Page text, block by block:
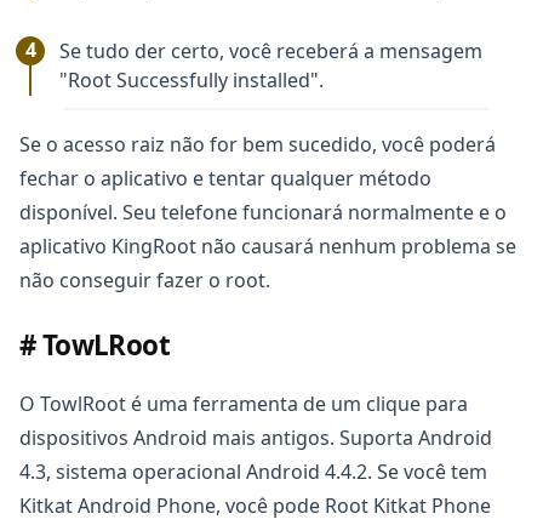
Se tudo der certo, você receberá a mensagem
"Root Successfully installed".
Se o acesso raiz não for bem sucedido, você poderá
fechar o aplicativo e tentar qualquer método
disponível. Seu telefone funcionará normalmente e o
aplicativo KingRoot não causará nenhum problema se
não conseguir fazer o root.
# TowLRoot
O TowlRoot é uma ferramenta de um clique para
dispositivos Android mais antigos. Suporta Android
4.3, sistema operacional Android 4.4.2. Se você tem
Kitkat Android Phone, você pode Root Kitkat Phone